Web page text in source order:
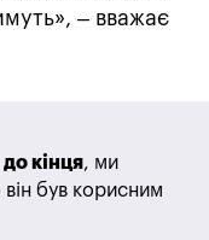
– вважає
кінця, ми
був корисним